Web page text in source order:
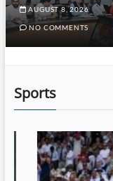
AUGUST 8, 2026
NO COMMENTS
Sports